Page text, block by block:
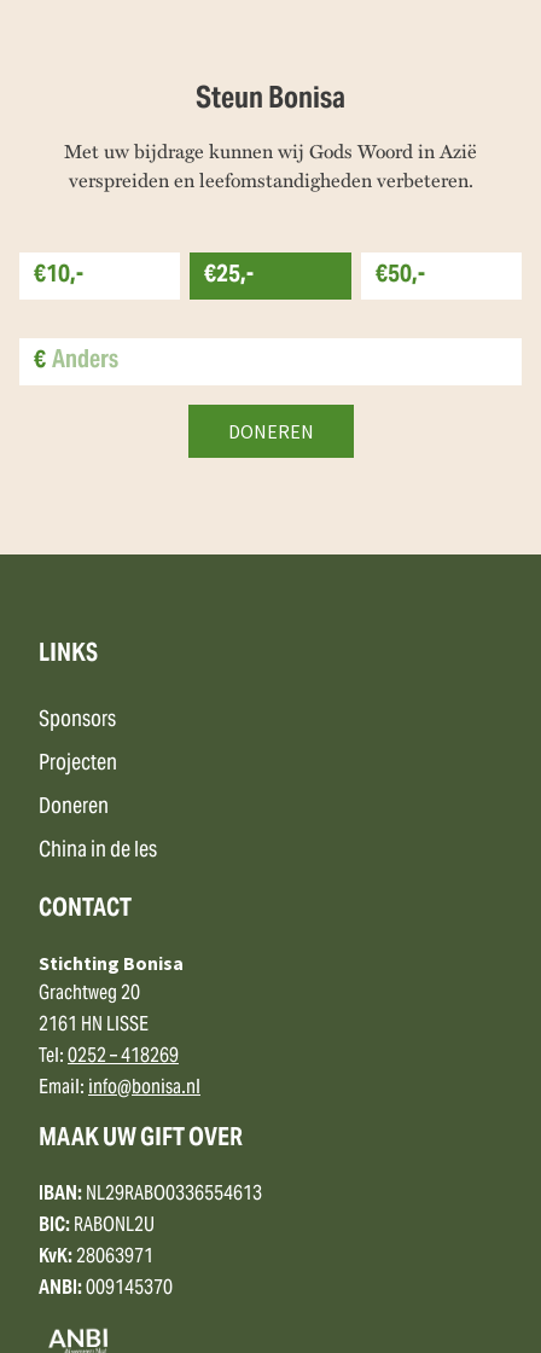
Steun Bonisa
Met uw bijdrage kunnen wij Gods Woord in Azië
verspreiden en leefomstandigheden verbeteren.
€10,- €25,-
€50,-
€
LINKS
Sponsors
Projecten
Doneren
China in de les
CONTACT
Stichting Bonisa
Grachtweg 20
2161 HN LISSE
Tel:0252 – 418269
Email:info@bonisa.nl
MAAK UW GIFT OVER
IBAN:NL29RABO0336554613
BIC:RABONL2U
KvK:28063971
ANBI:009145370